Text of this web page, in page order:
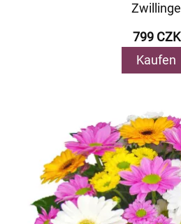
Zwillinge
799 CZK
Kaufen